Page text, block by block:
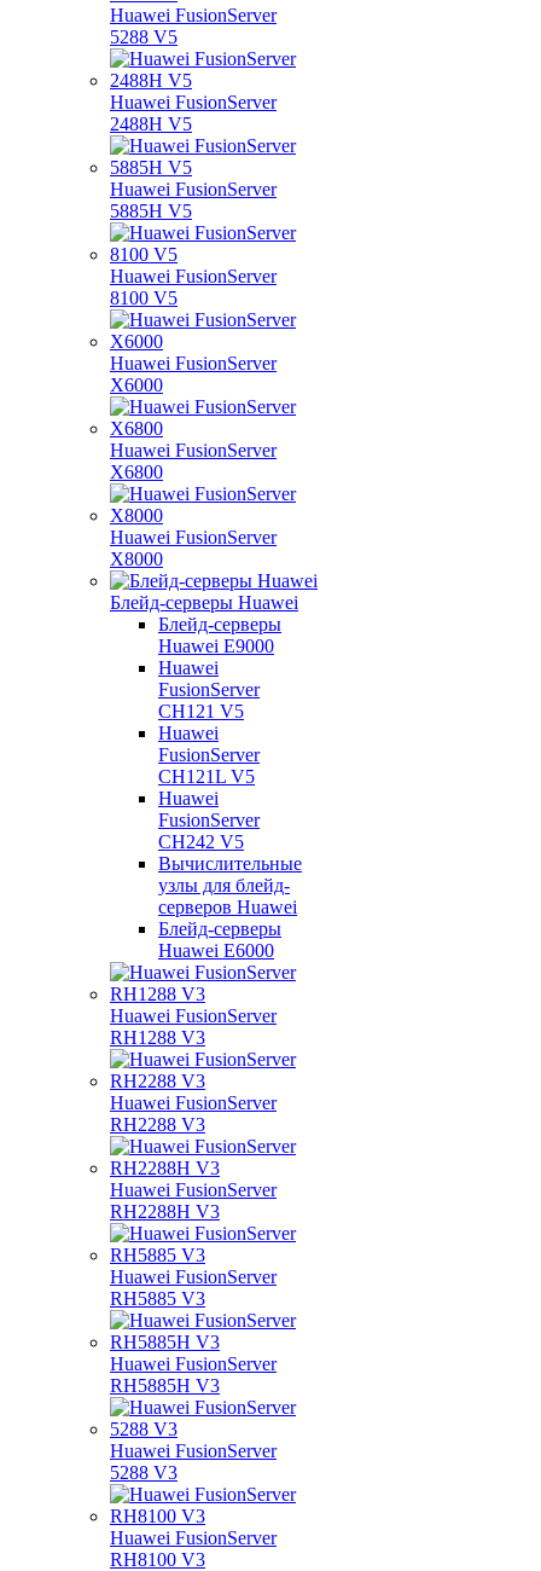
Huawei FusionServer
5288 V5
Huawei FusionServer
2488H V5
Huawei FusionServer
5885H V5
Huawei FusionServer
8100 V5
Huawei FusionServer
X6000
Huawei FusionServer
X6800
Huawei FusionServer
X8000
Блейд-серверы Huawei
Блейд-серверы
Huawei E9000
Huawei
FusionServer
CH121 V5
Huawei
FusionServer
CH121L V5
Huawei
FusionServer
CH242 V5
Вычислительные
узлы для блейд-
серверов Huawei
Блейд-серверы
Huawei E6000
Huawei FusionServer
RH1288 V3
Huawei FusionServer
RH2288 V3
Huawei FusionServer
RH2288H V3
Huawei FusionServer
RH5885 V3
Huawei FusionServer
RH5885H V3
Huawei FusionServer
5288 V3
Huawei FusionServer
RH8100 V3